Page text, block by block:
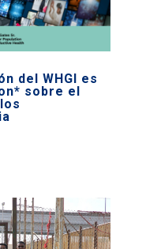
del WHGI es
sobre el